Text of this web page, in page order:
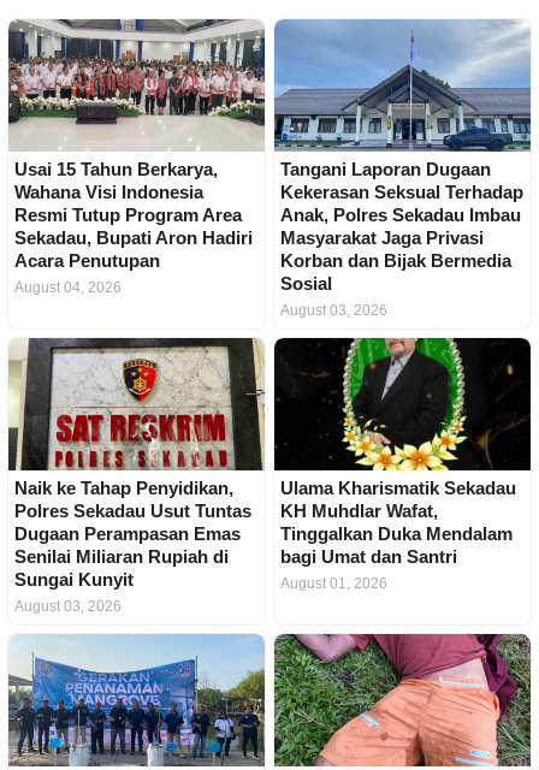
Usai 15 Tahun Berkarya,
Wahana Visi Indonesia
Resmi Tutup Program Area
Sekadau, Bupati Aron Hadiri
Acara Penutupan
August 04, 2026
Tangani Laporan Dugaan
Kekerasan Seksual Terhadap
Anak, Polres Sekadau Imbau
Masyarakat Jaga Privasi
Korban dan Bijak Bermedia
Sosial
August 03, 2026
Naik ke Tahap Penyidikan,
Polres Sekadau Usut Tuntas
Dugaan Perampasan Emas
Senilai Miliaran Rupiah di
Sungai Kunyit
August 03, 2026
Ulama Kharismatik Sekadau
KH Muhdlar Wafat,
Tinggalkan Duka Mendalam
bagi Umat dan Santri
August 01, 2026